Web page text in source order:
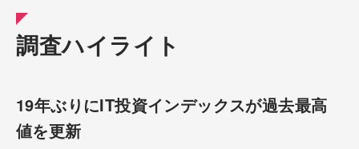
調査ハイライト
19年ぶりにIT投資インデックスが過去最高
値を更新